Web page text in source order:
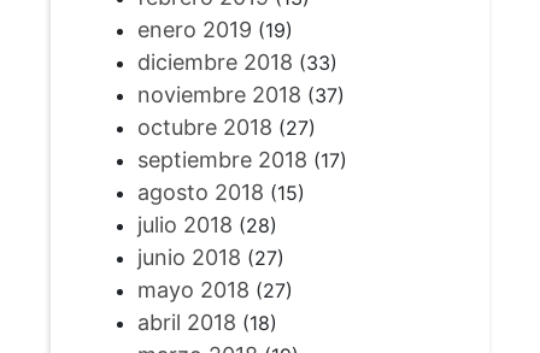
enero 2019 (19)
diciembre 2018 (33)
noviembre 2018 (37)
octubre 2018 (27)
septiembre 2018 (17)
agosto 2018 (15)
julio 2018 (28)
junio 2018 (27)
mayo 2018 (27)
abril 2018 (18)